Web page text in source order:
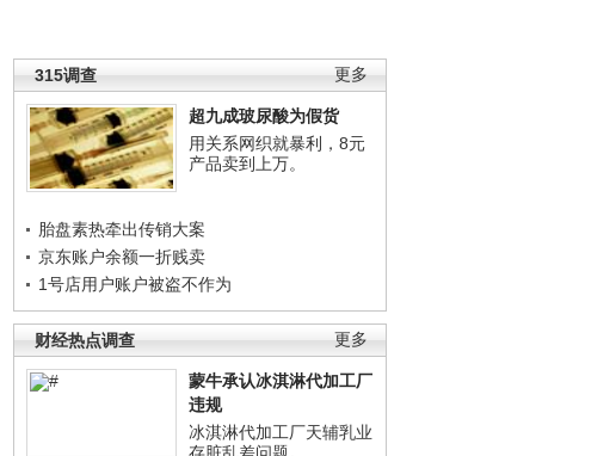
更多
315调查
超九成玻尿酸为假货
用关系网织就暴利，8元
产品卖到上万。
胎盘素热牵出传销大案
京东账户余额一折贱卖
1号店用户账户被盗不作为
更多
财经热点调查
蒙牛承认冰淇淋代加工厂
违规
冰淇淋代加工厂天辅乳业